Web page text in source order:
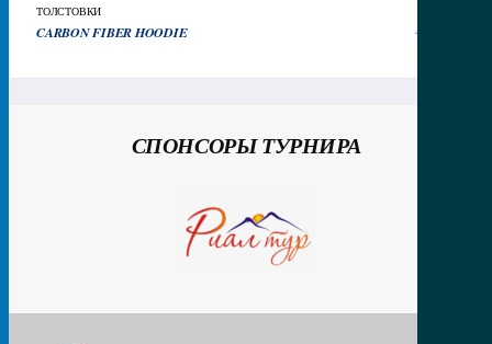
ТОЛСТОВКИ
CARBON FIBER HOODIE 45
СПОНСОРЫ ТУРНИРА